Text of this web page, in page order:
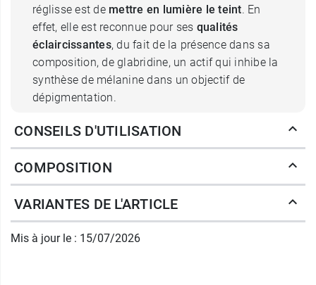
réglisse est de mettre en lumière le teint. En
effet, elle est reconnue pour ses qualités
éclaircissantes, du fait de la présence dans sa
composition, de glabridine, un actif qui inhibe la
synthèse de mélanine dans un objectif de
dépigmentation.
Elle est accompagnée, dans cette tâche, par des
perles minérales qui, par leurs pigments violets,
camouflent les taches brunes
asiatica, véritable icône de la marque Erborian,
fait valoir ses qualités antioxydantes anti
inflammatoires pourapaiser les irritations
cutanées et redonner à votre visage tout son
CONSEILS D'UTILISATION
COMPOSITION
VARIANTES DE L'ARTICLE
Mis à jour le : 15/07/2026